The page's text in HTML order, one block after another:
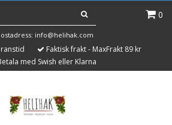
0
info@helihak.com
Faktisk frakt - MaxFrakt 89 kr
med Swish eller Klarna